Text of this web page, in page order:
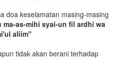
doa keselamatan masing-masing
as-mihi syai-un fil ardhi wa
aliim"
tidak akan berani terhadap